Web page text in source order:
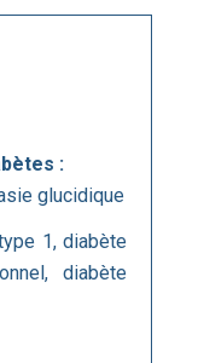
:
glucidique
1, diabète
diabète